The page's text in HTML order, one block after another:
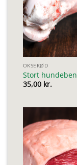
OKSEKØD
Stort hundeben
35,00 kr.